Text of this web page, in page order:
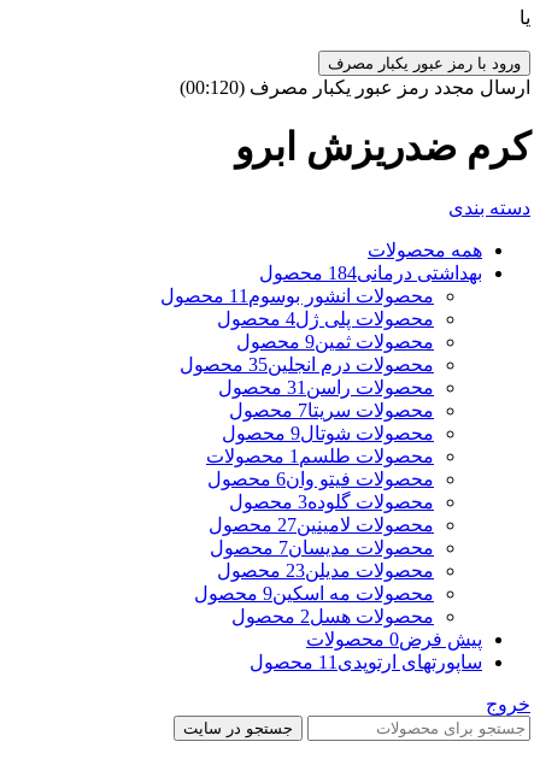
یا
ورود با رمز عبور یکبار مصرف
ارسال مجدد رمز عبور یکبار مصرف (00:
120
)
کرم ضدریزش ابرو
دسته بندی
همه محصولات
بهداشتی درمانی184 محصول
محصولات انشور بوسوم 11 محصول
محصولات پلی ژل4 محصول
محصولات ثمین9 محصول
محصولات درم انجلین35 محصول
محصولات راسن 31 محصول
محصولات سریتا7 محصول
محصولات شوتال9 محصول
محصولات طلسم 1 محصولات
محصولات فیتو وان6 محصول
محصولات گلوده3 محصول
محصولات لامینین27 محصول
محصولات مدیسان7 محصول
محصولات مدیلن23 محصول
محصولات مه اسکین9 محصول
محصولات هسل2 محصول
پیش فرض0 محصولات
ساپورتهای ارتوپدی 11 محصول
خروج
جستجو در سایت